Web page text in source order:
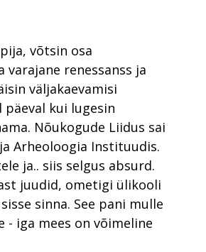
võtsin osa
renessanss ja
väljakaevamisi
päeval kui lugesin
Nõukogude Liidus sai
Arheoloogia Instituudis.
ja.. siis selgus absurd.
juudid, ometigi ülikooli
sinna. See pani mulle
iga mees on võimeline